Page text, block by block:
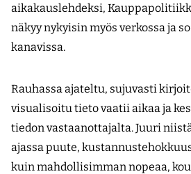
aikakauslehdeksi,
näkyy nykyisin myös verkossa ja
kanavissa.
Rauhassa ajateltu, sujuvasti
visualisoitu tieto vaatii aikaa ja
tiedon vastaanottajalta. Juuri
ajassa puute,
kuin mahdollisimman nopeaa,